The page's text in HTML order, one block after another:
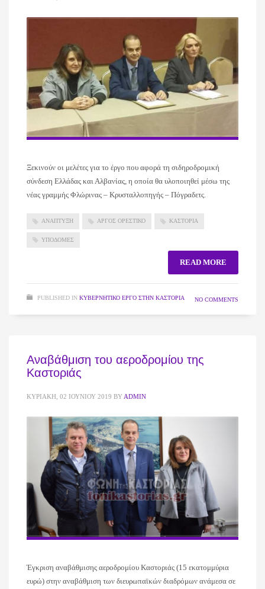
Ξεκινούν οι μελέτες για το έργο που αφορά τη σιδηροδρομική
σύνδεση Ελλάδας και Αλβανίας, η οποία θα υλοποιηθεί μέσω της
νέας γραμμής Φλώρινας – Κρυσταλλοπηγής – Πόγραδετς.
ΑΝΑΠΤΥΞΗ ΑΡΓΟΣ ΟΡΕΣΤΙΚΟ ΚΑΣΤΟΡΙΑ
ΥΠΟΔΟΜΕΣ
READ MORE
PUBLISHED IN ΚΥΒΕΡΝΗΤΙΚΌ ΈΡΓΟ ΣΤΗΝ ΚΑΣΤΟΡΙΆ NO COMMENTS
Αναβάθμιση του αεροδρομίου της
Καστοριάς
ΚΥΡΙΑΚΉ, 02 ΙΟΥΝΊΟΥ 2019 BYADMIN
Έγκριση αναβάθμισης αεροδρομίου Καστοριάς (15 εκατομμύρια
ευρώ) στην αναβάθμιση των διευρωπαϊκών διαδρόμων ανάμεσα σε